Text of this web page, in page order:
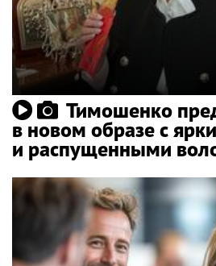
Тимошенко
в новом образе с
и распущенными